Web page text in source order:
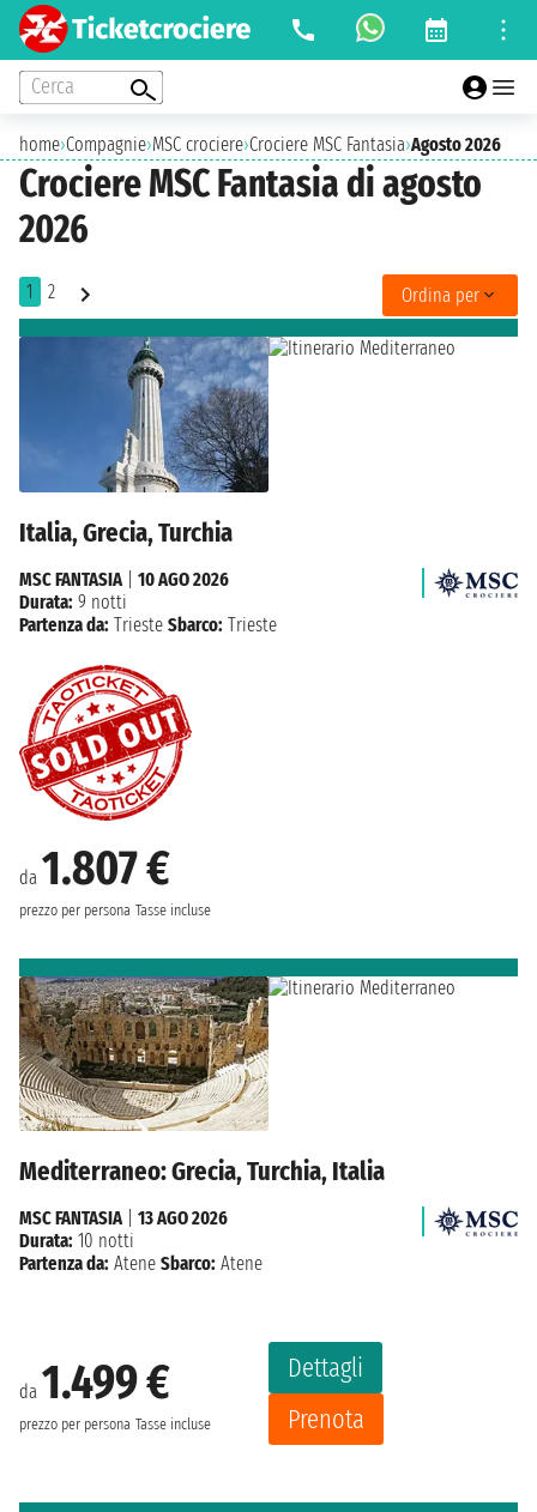
Cerca
home›Compagnie›MSC crociere›Crociere MSC Fantasia›Agosto 2026
Crociere MSC Fantasia di agosto
2026
1 2 Ordina per
Italia, Grecia, Turchia
da 1.807 €
prezzo per persona Tasse incluse
MSC FANTASIA
10 AGO 2026
Durata: 9 notti
Partenza da: Trieste Sbarco: Trieste
Mediterraneo: Grecia, Turchia, Italia
da 1.499 €
prezzo per persona Tasse incluse
Dettagli
Prenota
MSC FANTASIA| 13 AGO 2026
Durata: 10 notti
Partenza da: Atene Sbarco: Atene